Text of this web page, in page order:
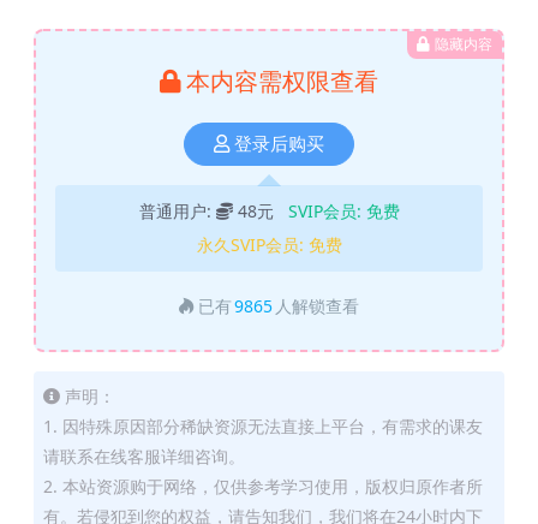
隐藏内容
本内容需权限查看
登录后购买
普通用户: 48元 SVIP会员: 免费
永久SVIP会员: 免费
已有9865 人解锁查看
声明：
1. 因特殊原因部分稀缺资源无法直接上平台，有需求的课友
请联系在线客服详细咨询。
2. 本站资源购于网络，仅供参考学习使用，版权归原作者所
有。若侵犯到您的权益，请告知我们，我们将在24小时内下